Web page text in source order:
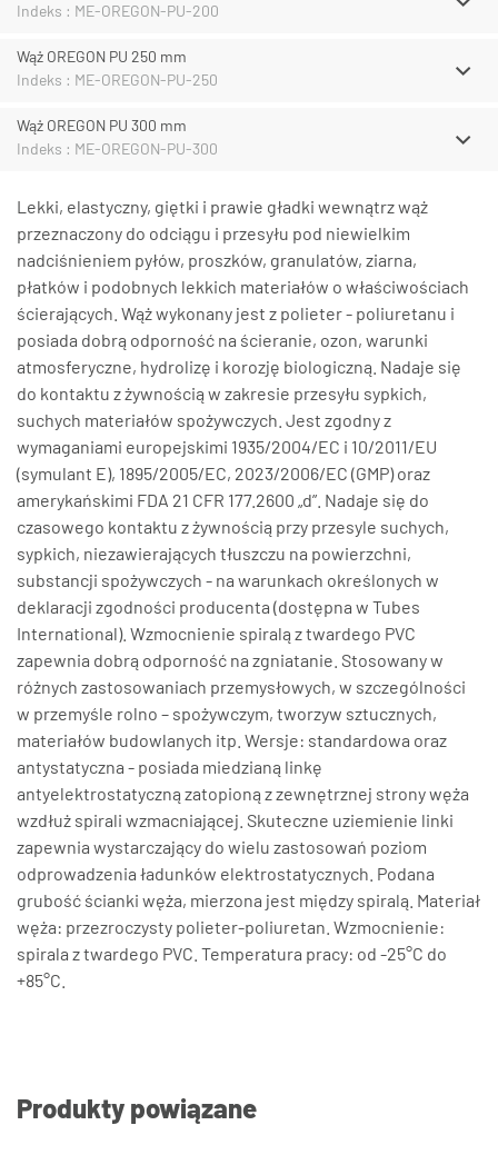
Indeks : ME-OREGON-PU-200
Wąż OREGON PU 250 mm
Indeks : ME-OREGON-PU-250
Wąż OREGON PU 300 mm
Indeks : ME-OREGON-PU-300
Lekki, elastyczny, giętki i prawie gładki wewnątrz wąż
przeznaczony do odciągu i przesyłu pod niewielkim
nadciśnieniem pyłów, proszków, granulatów, ziarna,
płatków i podobnych lekkich materiałów o właściwościach
ścierających. Wąż wykonany jest z polieter - poliuretanu i
posiada dobrą odporność na ścieranie, ozon, warunki
atmosferyczne, hydrolizę i korozję biologiczną. Nadaje się
do kontaktu z żywnością w zakresie przesyłu sypkich,
suchych materiałów spożywczych. Jest zgodny z
wymaganiami europejskimi 1935/2004/EC i 10/2011/EU
(symulant E), 1895/2005/EC, 2023/2006/EC (GMP) oraz
amerykańskimi FDA 21 CFR 177.2600 „d”. Nadaje się do
czasowego kontaktu z żywnością przy przesyle suchych,
sypkich, niezawierających tłuszczu na powierzchni,
substancji spożywczych - na warunkach określonych w
deklaracji zgodności producenta (dostępna w Tubes
International). Wzmocnienie spiralą z twardego PVC
zapewnia dobrą odporność na zgniatanie. Stosowany w
różnych zastosowaniach przemysłowych, w szczególności
w przemyśle rolno – spożywczym, tworzyw sztucznych,
materiałów budowlanych itp. Wersje: standardowa oraz
antystatyczna - posiada miedzianą linkę
antyelektrostatyczną zatopioną z zewnętrznej strony węża
wzdłuż spirali wzmacniającej. Skuteczne uziemienie linki
zapewnia wystarczający do wielu zastosowań poziom
odprowadzenia ładunków elektrostatycznych. Podana
grubość ścianki węża, mierzona jest między spiralą. Materiał
węża: przezroczysty polieter-poliuretan. Wzmocnienie:
spirala z twardego PVC. Temperatura pracy: od -25°C do
+85°C.
Produkty powiązane